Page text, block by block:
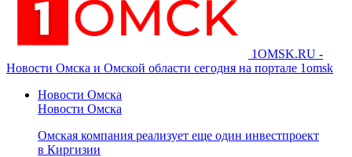
1OMSK.RU -
Новости Омска и Омской области сегодня на портале 1omsk
Новости Омска
Новости Омска
Омская компания реализует еще один инвестпроект
в Киргизии